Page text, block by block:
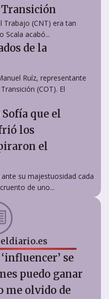
Transición
Trabajo (CNT) era tan
Scala acabó...
de la
Ruíz, representante
(COT). El
que el
los
el
su majestuosidad cada
de uno...
eldiario.es
se
puedo ganar
me olvido de